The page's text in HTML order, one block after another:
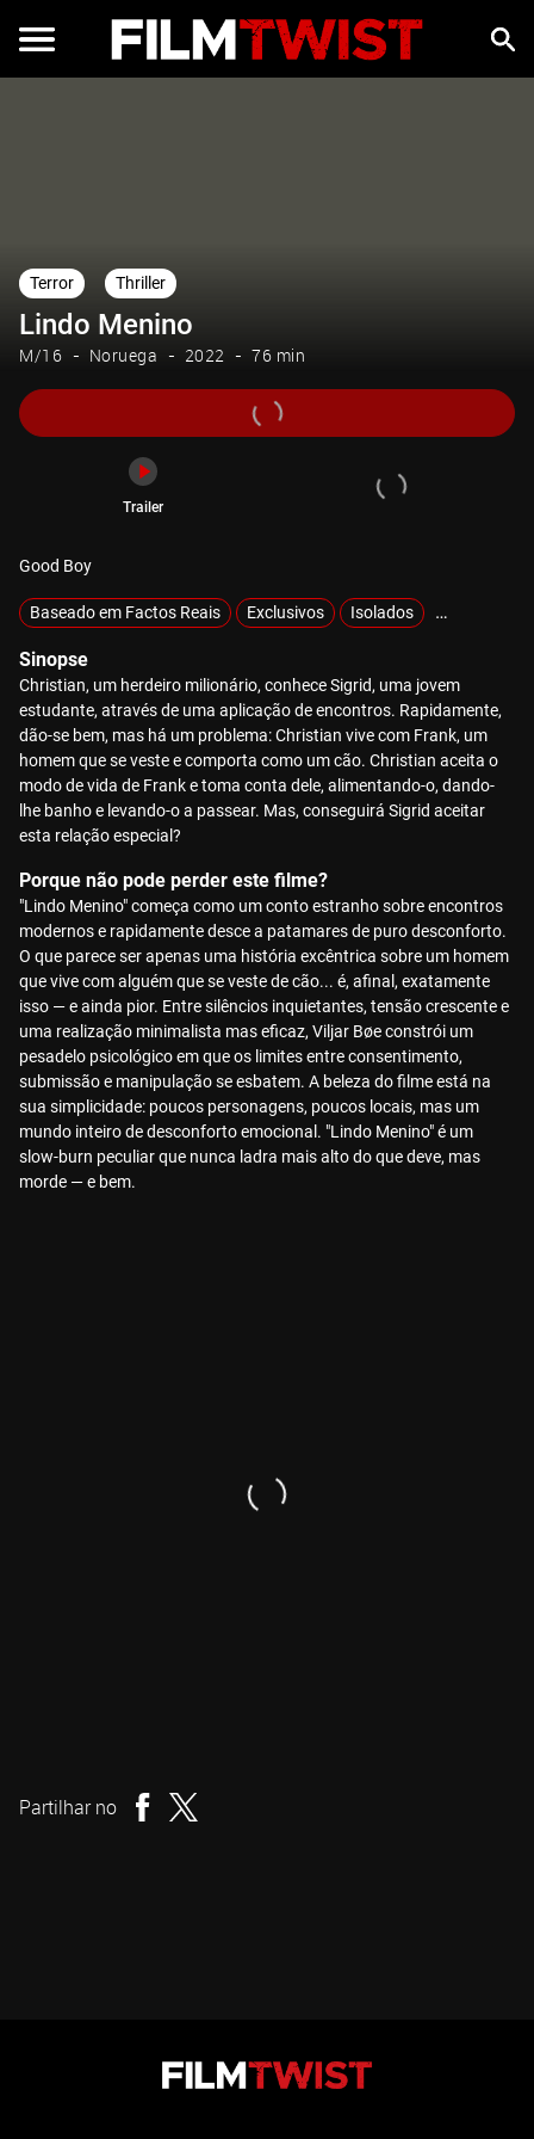
Terror Thriller
Lindo Menino
M/16 Noruega 2022 76 min
Trailer
Good Boy
Baseado em Factos Reais Exclusivos Isolados MOTELX
Sinopse
Christian, um herdeiro milionário, conhece Sigrid, uma jovem
estudante, através de uma aplicação de encontros. Rapidamente,
dão-se bem, mas há um problema: Christian vive com Frank, um
homem que se veste e comporta como um cão. Christian aceita o
modo de vida de Frank e toma conta dele, alimentando-o, dando-
lhe banho e levando-o a passear. Mas, conseguirá Sigrid aceitar
esta relação especial?
Porque não pode perder este filme?
"Lindo Menino" começa como um conto estranho sobre encontros
modernos e rapidamente desce a patamares de puro desconforto.
O que parece ser apenas uma história excêntrica sobre um homem
que vive com alguém que se veste de cão... é, afinal, exatamente
isso — e ainda pior. Entre silêncios inquietantes, tensão crescente e
uma realização minimalista mas eficaz, Viljar Bøe constrói um
pesadelo psicológico em que os limites entre consentimento,
submissão e manipulação se esbatem. A beleza do filme está na
sua simplicidade: poucos personagens, poucos locais, mas um
mundo inteiro de desconforto emocional. "Lindo Menino" é um
slow-burn peculiar que nunca ladra mais alto do que deve, mas
morde — e bem.
Partilhar no